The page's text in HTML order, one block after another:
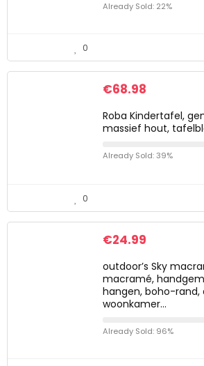
Already Sold: 22%
0
€68.98
Roba Kindertafel,
massief hout,
Already Sold: 39%
0
€24.99
outdoor’s Sky
macramé,
hangen, boho-
woonkamer…
Already Sold: 96%